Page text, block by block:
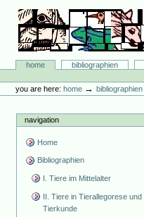
content.
navigation
Bibliographie-Portal
Sectionshome bibliographien
tools
you are here: home →bibliographien
navigation
Home
Bibliographien
I. Tiere im Mittelalter
II. Tiere in Tierallegorese und
Tierkunde